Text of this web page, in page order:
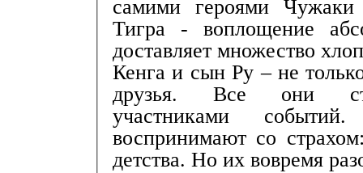
самими героями
Тигра - воплощение
доставляет множество
Кенга и сын Ру – не
друзья. Все они
участниками
воспринимают со
детства. Но их вовремя